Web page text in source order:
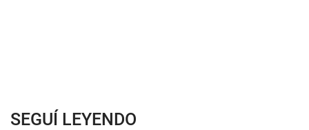
SEGUÍ LEYENDO